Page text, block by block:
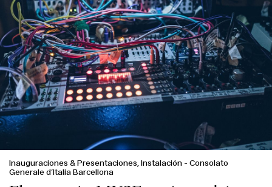
Inauguraciones & Presentaciones, Instalación - Consolato
Generale d’Italia Barcellona